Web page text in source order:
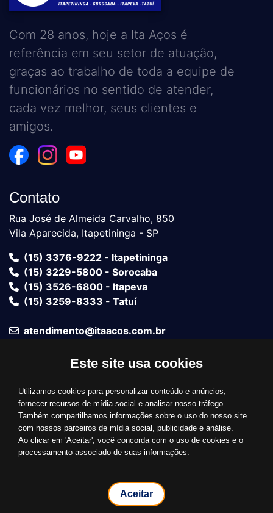
Com 28 anos, hoje a Ita Aços é
referência em seu setor de atuação,
graças ao trabalho de toda a equipe de
funcionários no sentido de atender,
cada vez melhor, seus clientes e
amigos.
Contato
Rua José de Almeida Carvalho, 850
Vila Aparecida, Itapetininga - SP
(15) 3376-9222 - Itapetininga
(15) 3229-5800 - Sorocaba
(15) 3526-6800 - Itapeva
(15) 3259-8333 - Tatuí
atendimento@itaacos.com.br
Fale com um vendedor
Bandeiras Aceitas
© 2026 Grupo Ita Aços
Este site usa cookies
Utilizamos cookies para personalizar conteúdo e anúncios,
fornecer recursos de mídia social e analisar nosso tráfego.
Também compartilhamos informações sobre o uso do nosso site
com nossos parceiros de mídia social, publicidade e análise.
Ao clicar em 'Aceitar', você concorda com o uso de cookies e o
processamento associado de suas informações.
Aceitar